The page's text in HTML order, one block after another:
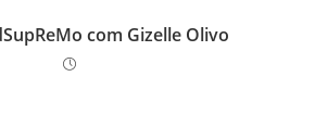
com Gizelle Olivo